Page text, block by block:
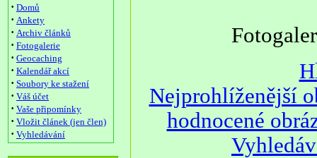
· Domů
· Ankety
· Archiv článků
· Fotogalerie
· Geocaching
· Kalendář akcí
· Soubory ke stažení
· Váš účet
· Vaše připomínky
· Vložit článek (jen člen)
· Vyhledávání
Nejprohlíženější
hodnocené